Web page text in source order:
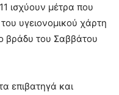
ισχύουν μέτρα που
υγειονομικού χάρτη
βράδυ του Σαββάτου
επιβατηγά και